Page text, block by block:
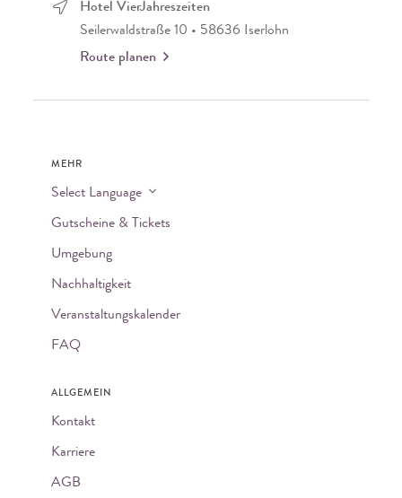
Hotel VierJahreszeiten
Seilerwaldstraße 10 • 58636 Iserlohn
Route planen
MEHR
Select Language
Gutscheine & Tickets
Umgebung
Nachhaltigkeit
Veranstaltungskalender
FAQ
ALLGEMEIN
Kontakt
Karriere
AGB